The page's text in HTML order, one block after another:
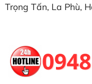
Trọng Tấn, La Phù,